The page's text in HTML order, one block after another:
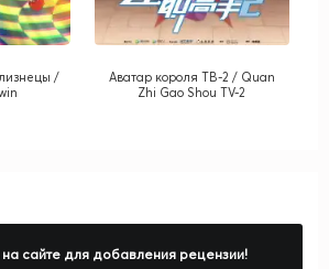
/
Аватар короля ТВ-2 / Quan
Zhi Gao Shou TV-2
на сайте для добавления рецензии!